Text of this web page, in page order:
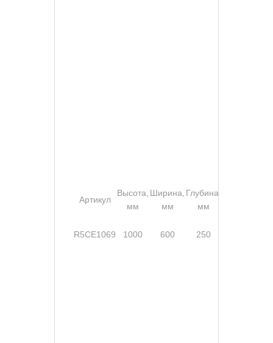
Артикул
Высота,
мм
Ширина,
мм
Глубина,
мм
R5CE1069 1000 600 250